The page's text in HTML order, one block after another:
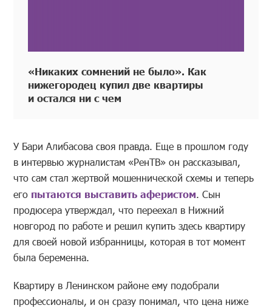
«Никаких сомнений не было». Как
нижегородец купил две квартиры
и остался ни с чем
У Бари Алибасова своя правда. Еще в прошлом году
в интервью журналистам «РенТВ» он рассказывал,
что сам стал жертвой мошеннической схемы и теперь
его пытаются выставить аферистом. Сын
продюсера утверждал, что переехал в Нижний
новгород по работе и решил купить здесь квартиру
для своей новой избранницы, которая в тот момент
была беременна.
Квартиру в Ленинском районе ему подобрали
профессионалы, и он сразу понимал, что цена ниже